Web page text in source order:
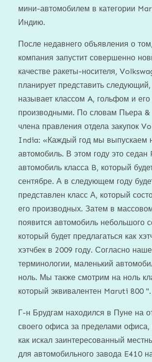
мини-автомобилем в категории
Индию.
После недавнего объявления о
компания запустит совершенно
качестве ракеты-носителя,
планирует представить
называет классом A, гольфом и его
производными. По словам Пьера &
члена правления отдела закупок
India: «Каждый год мы выпускаем
автомобиль. В этом году это седан
автомобиль класса B, который
сентябре. А в следующем году
представлен класс А, который
его производных. Затем в
появится автомобиль небольшого
который будет предлагаться как
хэтчбек в 2009 году. Согласно
терминологии, маленький
ноль. Мы также смотрим на ноль
который эквивалентен Maruti 800 ".
Г-н Брудгам находился в Пуне на
своего офиса за пределами офиса,
как искал заинтересованный
для автомобильного завода E410